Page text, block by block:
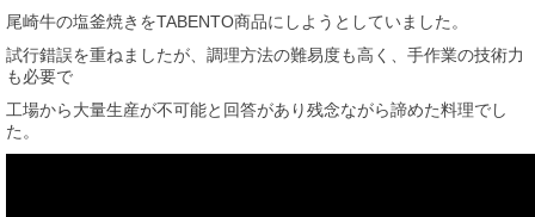
尾崎牛の塩釜焼きをTABENTO商品にしようとしていました。
試行錯誤を重ねましたが、調理方法の難易度も高く、手作業の技術力
も必要で
工場から大量生産が不可能と回答があり残念ながら諦めた料理でし
た。